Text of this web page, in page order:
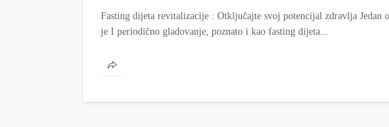
Fasting dijeta revitalizacije : Otključajte svoj potencijal zdravlja Jedan
je I periodično gladovanje, poznato i kao fasting dijeta...